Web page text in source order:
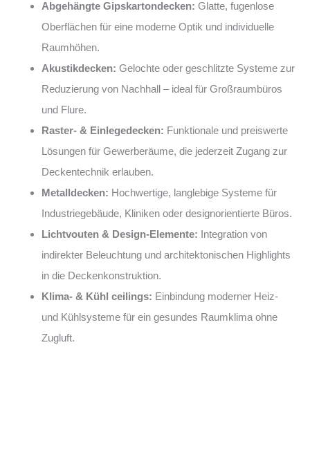
Abgehängte Gipskartondecken: Glatte, fugenlose
Oberflächen für eine moderne Optik und individuelle
Raumhöhen.
Akustikdecken: Gelochte oder geschlitzte Systeme zur
Reduzierung von Nachhall – ideal für Großraumbüros
und Flure.
Raster- & Einlegedecken: Funktionale und preiswerte
Lösungen für Gewerberäume, die jederzeit Zugang zur
Deckentechnik erlauben.
Metalldecken: Hochwertige, langlebige Systeme für
Industriegebäude, Kliniken oder designorientierte Büros.
Lichtvouten & Design-Elemente: Integration von
indirekter Beleuchtung und architektonischen Highlights
in die Deckenkonstruktion.
Klima- & Kühl ceilings: Einbindung moderner Heiz-
und Kühlsysteme für ein gesundes Raumklima ohne
Zugluft.